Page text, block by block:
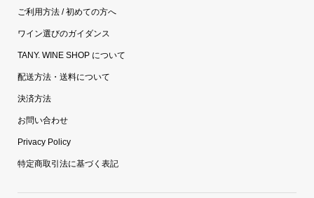
ご利用方法 / 初めての方へ
ワイン選びのガイダンス
TANY. WINE SHOP について
配送方法・送料について
決済方法
お問い合わせ
Privacy Policy
特定商取引法に基づく表記